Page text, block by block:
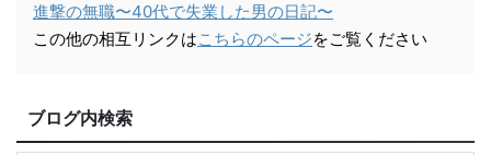
進撃の無職〜40代で失業した男の日記〜
この他の相互リンクはこちらのページをご覧ください
ブログ内検索